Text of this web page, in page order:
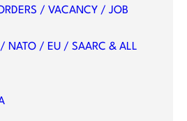
/ VACANCY / JOB
/ NATO / EU / SAARC & ALL